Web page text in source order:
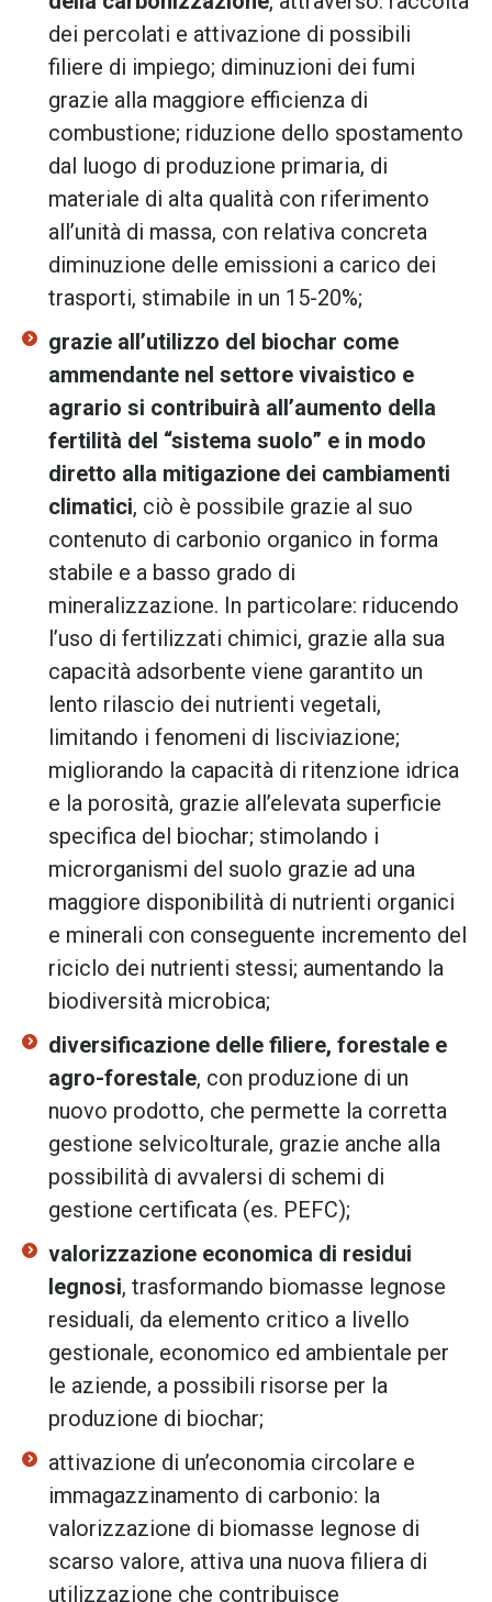
dei percolati e attivazione di possibili
filiere di impiego; diminuzioni dei fumi
grazie alla maggiore efficienza di
combustione; riduzione dello spostamento
dal luogo di produzione primaria, di
materiale di alta qualità con riferimento
all’unità di massa, con relativa concreta
diminuzione delle emissioni a carico dei
trasporti, stimabile in un 15-20%;
grazie all’utilizzo del biochar come
ammendante nel settore vivaistico e
agrario si contribuirà all’aumento della
fertilità del “sistema suolo” e in modo
diretto alla mitigazione dei cambiamenti
climatici, ciò è possibile grazie al suo
contenuto di carbonio organico in forma
stabile e a basso grado di
mineralizzazione. In particolare: riducendo
l’uso di fertilizzati chimici, grazie alla sua
capacità adsorbente viene garantito un
lento rilascio dei nutrienti vegetali,
limitando i fenomeni di lisciviazione;
migliorando la capacità di ritenzione idrica
e la porosità, grazie all’elevata superficie
specifica del biochar; stimolando i
microrganismi del suolo grazie ad una
maggiore disponibilità di nutrienti organici
e minerali con conseguente incremento del
riciclo dei nutrienti stessi; aumentando la
biodiversità microbica;
diversificazione delle filiere, forestale e
agro-forestale, con produzione di un
nuovo prodotto, che permette la corretta
gestione selvicolturale, grazie anche alla
possibilità di avvalersi di schemi di
gestione certificata (es. PEFC);
valorizzazione economica di residui
legnosi, trasformando biomasse legnose
residuali, da elemento critico a livello
gestionale, economico ed ambientale per
le aziende, a possibili risorse per la
produzione di biochar;
attivazione di un’economia circolare e
immagazzinamento di carbonio: la
valorizzazione di biomasse legnose di
scarso valore, attiva una nuova filiera di
utilizzazione che contribuisce